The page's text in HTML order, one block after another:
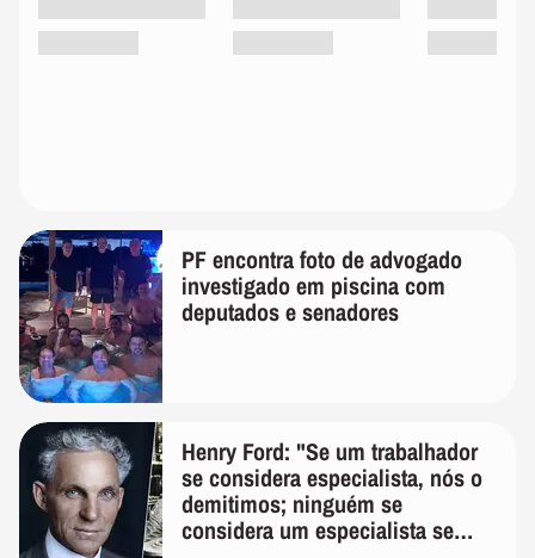
PF encontra foto de advogado
investigado em piscina com
deputados e senadores
Henry Ford: "Se um trabalhador
se considera especialista, nós o
demitimos; ninguém se
considera um especialista se